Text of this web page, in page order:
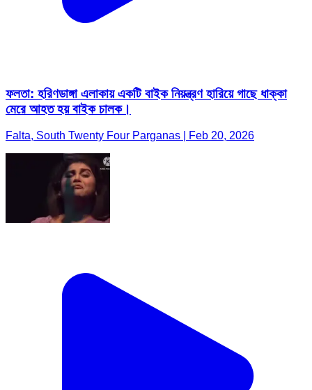
ফলতা: হরিণডাঙ্গা এলাকায় একটি বাইক নিয়ন্ত্রণ হারিয়ে গাছে ধাক্কা
মেরে আহত হয় বাইক চালক।
Falta, South Twenty Four Parganas | Feb 20, 2026